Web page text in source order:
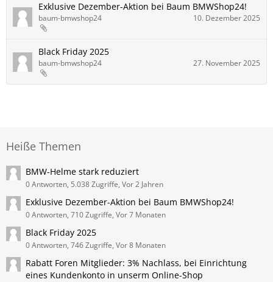
Exklusive Dezember-Aktion bei Baum BMWShop24!
baum-bmwshop24 10. Dezember 2025
Black Friday 2025
baum-bmwshop24 27. November 2025
Heiße Themen
BMW-Helme stark reduziert
0 Antworten, 5.038 Zugriffe, Vor 2 Jahren
Exklusive Dezember-Aktion bei Baum BMWShop24!
0 Antworten, 710 Zugriffe, Vor 7 Monaten
Black Friday 2025
0 Antworten, 746 Zugriffe, Vor 8 Monaten
Rabatt Foren Mitglieder: 3% Nachlass, bei Einrichtung
eines Kundenkonto in unserm Online-Shop